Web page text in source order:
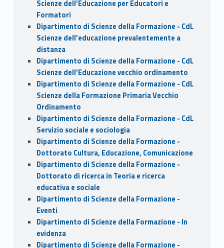
Scienze dell’Educazione per Educatori e
Formatori
Dipartimento di Scienze della Formazione - CdL
Scienze dell’educazione prevalentemente a
distanza
Dipartimento di Scienze della Formazione - CdL
Scienze dell’Educazione vecchio ordinamento
Dipartimento di Scienze della Formazione - CdL
Scienze della Formazione Primaria Vecchio
Ordinamento
Dipartimento di Scienze della Formazione - CdL
Servizio sociale e sociologia
Dipartimento di Scienze della Formazione -
Dottorato Cultura, Educazione, Comunicazione
Dipartimento di Scienze della Formazione -
Dottorato di ricerca in Teoria e ricerca
educativa e sociale
Dipartimento di Scienze della Formazione -
Eventi
Dipartimento di Scienze della Formazione - In
evidenza
Dipartimento di Scienze della Formazione -